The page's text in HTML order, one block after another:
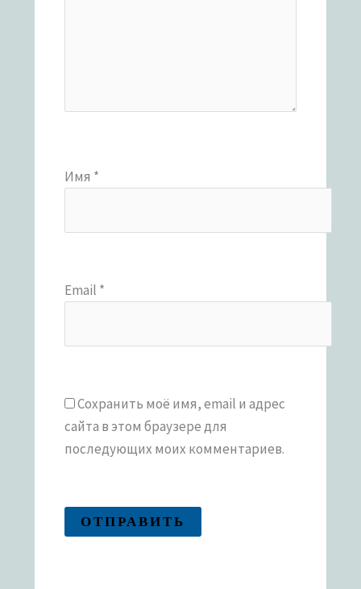
Имя *
Email *
Сохранить моё имя, email и адрес
сайта в этом браузере для
последующих моих комментариев.